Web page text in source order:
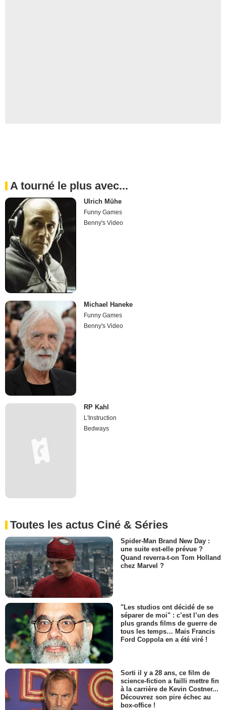
A tourné le plus avec...
Ulrich Mühe
Funny Games
Benny's Video
Michael Haneke
Funny Games
Benny's Video
RP Kahl
L'Instruction
Bedways
Toutes les actus Ciné & Séries
Spider-Man Brand New Day :
une suite est-elle prévue ?
Quand reverra-t-on Tom Holland
chez Marvel ?
"Les studios ont décidé de se
séparer de moi" : c’est l’un des
plus grands films de guerre de
tous les temps… Mais Francis
Ford Coppola en a été viré !
Sorti il y a 28 ans, ce film de
science-fiction a failli mettre fin
à la carrière de Kevin Costner...
Découvrez son pire échec au
box-office !